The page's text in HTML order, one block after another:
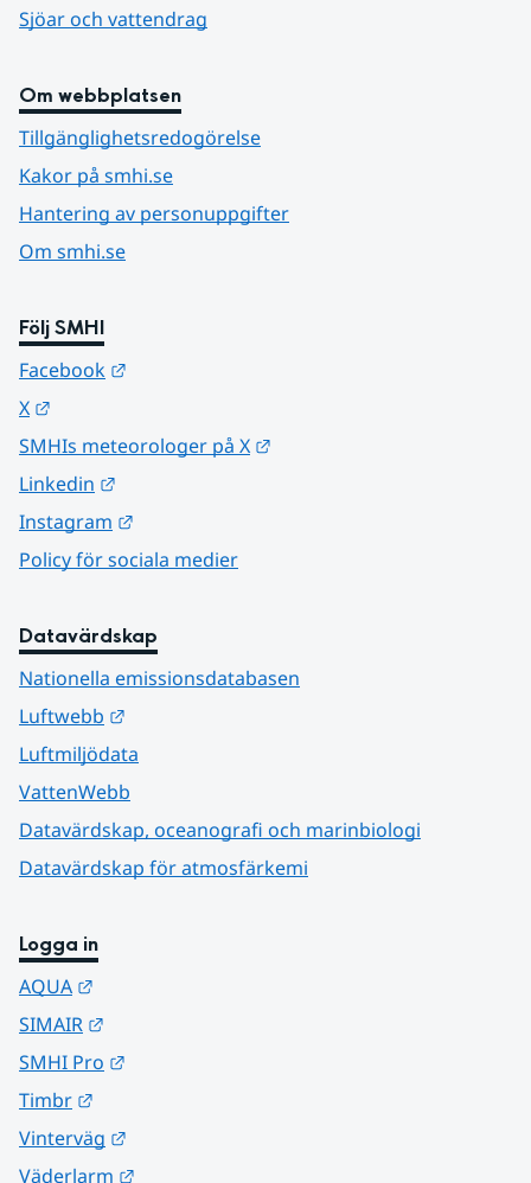
Sjöar och vattendrag
Om webbplatsen
Tillgänglighetsredogörelse
Kakor på smhi.se
Hantering av personuppgifter
Om smhi.se
Följ SMHI
Facebook
X
SMHIs meteorologer på X
Linkedin
Instagram
Policy för sociala medier
Datavärdskap
Nationella emissionsdatabasen
Luftwebb
Luftmiljödata
VattenWebb
Datavärdskap, oceanografi och marinbiologi
Datavärdskap för atmosfärkemi
Logga in
AQUA
SIMAIR
SMHI Pro
Timbr
Vinterväg
Väderlarm